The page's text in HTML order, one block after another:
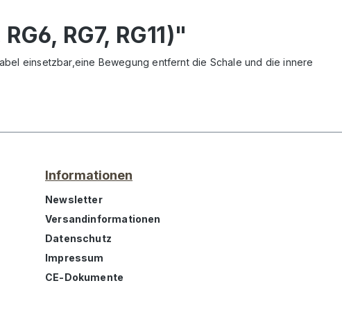
RG7, RG11)"
einsetzbar,eine Bewegung entfernt die Schale und die innere
Informationen
Newsletter
Versandinformationen
Datenschutz
Impressum
CE-Dokumente